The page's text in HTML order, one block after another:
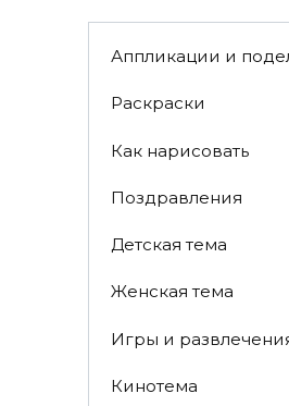
Аппликации и
Раскраски
Как нарисовать
Поздравления
Детская тема
Женская тема
Игры и
Кинотема